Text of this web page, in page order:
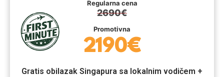
Regularna cena
2690€
Promotivna
2190€
Gratis obilazak Singapura sa lokalnim vodičem +